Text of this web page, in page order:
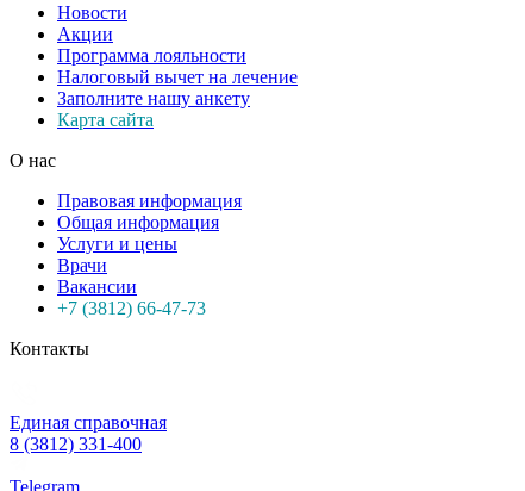
Новости
Акции
Программа лояльности
Налоговый вычет на лечение
Заполните нашу анкету
Карта сайта
О нас
Правовая информация
Общая информация
Услуги и цены
Врачи
Вакансии
+7 (3812) 66-47-73
Контакты
Единая справочная
8 (3812) 331-400
Telegram